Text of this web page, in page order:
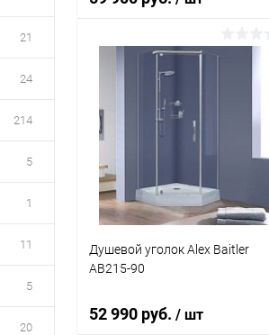
21
24
214
5
1
11
5
20
В корзину
Купить в 1 клик Сравнение
Душевой уголок Alex Baitler
AB215-90
52 990 руб. / шт